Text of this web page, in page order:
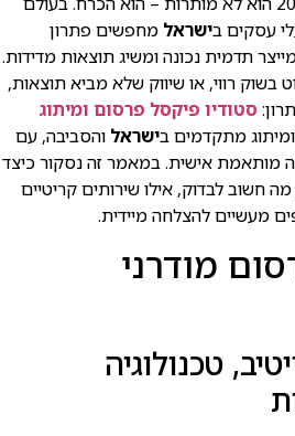
עסקים בישראל מחפשים פתרון
תדמית נכונה ומשיג תוצאות מדידות.
בשוק רווי, או שיווק שלא מביא תוצאות,
סטודיו פיקסל פרסום ומיתוג
מתקדמים בישראל והסביבה, עם
מותאמת אישית. במאמר זה נסקור כיצד
חשוב לבדוק, אילו שירותים קריטיים
מעשיים להצלחה מיידית.
מודרני
טכנולוגיה